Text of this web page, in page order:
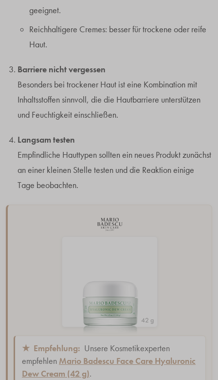
geeignet.
Reichhaltigere Cremes: besser für trockene oder reife
Haut.
Barriere nicht vergessen
Besonders bei trockener Haut ist eine Kombination mit
Inhaltsstoffen sinnvoll, die die Hautbarriere unterstützen
und Feuchtigkeit einschließen.
Langsam testen
Empfindliche Hauttypen sollten ein neues Produkt zunächst
an einer kleinen Stelle testen und die Reaktion einige
Tage beobachten.
42 g
★ Empfehlung: Unsere Kosmetikexperten
empfehlen Mario Badescu Face Care Hyaluronic
Dew Cream (42 g).